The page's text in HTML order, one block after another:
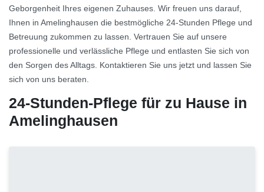
Geborgenheit Ihres eigenen Zuhauses. Wir freuen uns darauf,
Ihnen in Amelinghausen die bestmögliche 24-Stunden Pflege und
Betreuung zukommen zu lassen. Vertrauen Sie auf unsere
professionelle und verlässliche Pflege und entlasten Sie sich von
den Sorgen des Alltags. Kontaktieren Sie uns jetzt und lassen Sie
sich von uns beraten.
24-Stunden-Pflege für zu Hause in
Amelinghausen